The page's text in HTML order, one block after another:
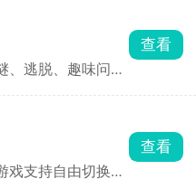
象，诡异的事情
，作为大侦探的你
落，不放过任何
，解开各种细思极
、逃脱、趣味问答
办法逃出学校。
种脑洞大开的虐
那么简单。
查看
戏支持自由切换不
查看